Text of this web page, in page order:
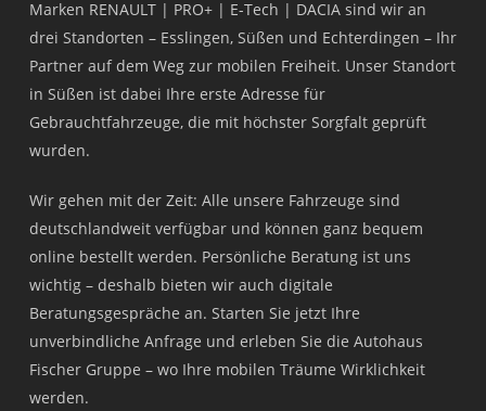
Marken RENAULT | PRO+ | E-Tech | DACIA sind wir an
drei Standorten – Esslingen, Süßen und Echterdingen – Ihr
Partner auf dem Weg zur mobilen Freiheit. Unser Standort
in Süßen ist dabei Ihre erste Adresse für
Gebrauchtfahrzeuge, die mit höchster Sorgfalt geprüft
wurden.
Wir gehen mit der Zeit: Alle unsere Fahrzeuge sind
deutschlandweit verfügbar und können ganz bequem
online bestellt werden. Persönliche Beratung ist uns
wichtig – deshalb bieten wir auch digitale
Beratungsgespräche an. Starten Sie jetzt Ihre
unverbindliche Anfrage und erleben Sie die Autohaus
Fischer Gruppe – wo Ihre mobilen Träume Wirklichkeit
werden.